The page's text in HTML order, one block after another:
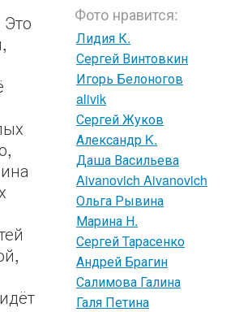
Фото нравится:
Лидия К.
Сергей Винтовкин
Игорь Белоногов
alivik
Сергей Жуков
Александр K.
Даша Васильева
Aivanovich Aivanovich
Ольга Рывина
Марина Н.
Сергей Тарасенко
Андрей Брагин
Салимова Галина
Галя Петина